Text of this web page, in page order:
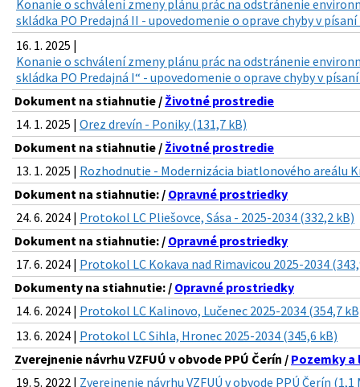
Konanie o schválení zmeny plánu prác na odstránenie
skládka PO Predajná II - upovedomenie o oprave chyby v písaní
16. 1. 2025 |
Konanie o schválení zmeny plánu prác na odstránenie
skládka PO Predajná I“ - upovedomenie o oprave chyby v
Dokument na stiahnutie / Životné prostredie
14. 1. 2025 | Orez drevín - Poniky (131,7 kB)
Dokument na stiahnutie / Životné prostredie
13. 1. 2025 | Rozhodnutie - Modernizácia biatlonového areálu
Dokument na stiahnutie: / Opravné prostriedky
24. 6. 2024 | Protokol LC Pliešovce, Sása - 2025-2034 (332,2 kB)
Dokument na stiahnutie: / Opravné prostriedky
17. 6. 2024 | Protokol LC Kokava nad Rimavicou 2025-2034
Dokumenty na stiahnutie: / Opravné prostriedky
14. 6. 2024 | Protokol LC Kalinovo, Lučenec 2025-2034 (354,7
13. 6. 2024 | Protokol LC Sihla, Hronec 2025-2034 (345,6 kB)
Zverejnenie návrhu VZFUÚ v obvode PPÚ Čerín / Pozemky a
19. 5. 2022 | Zverejnenie návrhu VZFUÚ v obvode PPÚ Čerín (1,1